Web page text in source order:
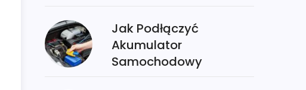
Jak Podłączyć
Akumulator
Samochodowy